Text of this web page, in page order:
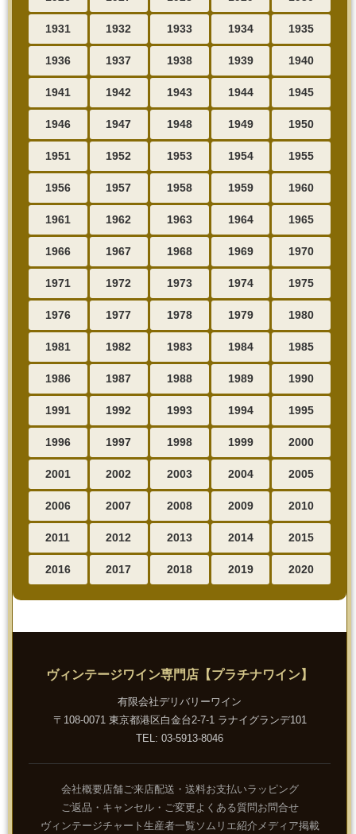
1931 1932 1933 1934 1935
1936 1937 1938 1939 1940
1941 1942 1943 1944 1945
1946 1947 1948 1949 1950
1951 1952 1953 1954 1955
1956 1957 1958 1959 1960
1961 1962 1963 1964 1965
1966 1967 1968 1969 1970
1971 1972 1973 1974 1975
1976 1977 1978 1979 1980
1981 1982 1983 1984 1985
1986 1987 1988 1989 1990
1991 1992 1993 1994 1995
1996 1997 1998 1999 2000
2001 2002 2003 2004 2005
2006 2007 2008 2009 2010
2011 2012 2013 2014 2015
2016 2017 2018 2019 2020
ヴィンテージワイン専門店【プラチナワイン】
有限会社デリバリーワイン
〒108-0071 東京都港区白金台2-7-1 ラナイグランデ101
TEL: 03-5913-8046
会社概要店舗ご来店配送・送料お支払いラッピング
ご返品・キャンセル・ご変更よくある質問 お問合せ
ヴィンテージチャート 生産者一覧 ソムリエ紹介 メディア掲載